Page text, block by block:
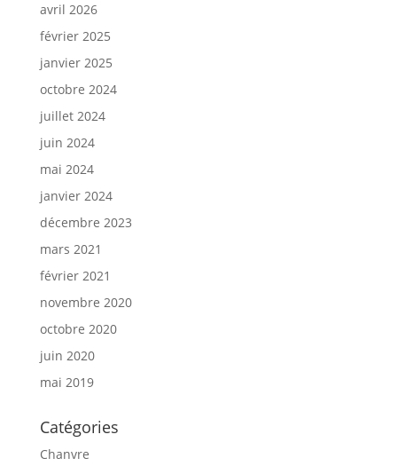
avril 2026
février 2025
janvier 2025
octobre 2024
juillet 2024
juin 2024
mai 2024
janvier 2024
décembre 2023
mars 2021
février 2021
novembre 2020
octobre 2020
juin 2020
mai 2019
Catégories
Chanvre